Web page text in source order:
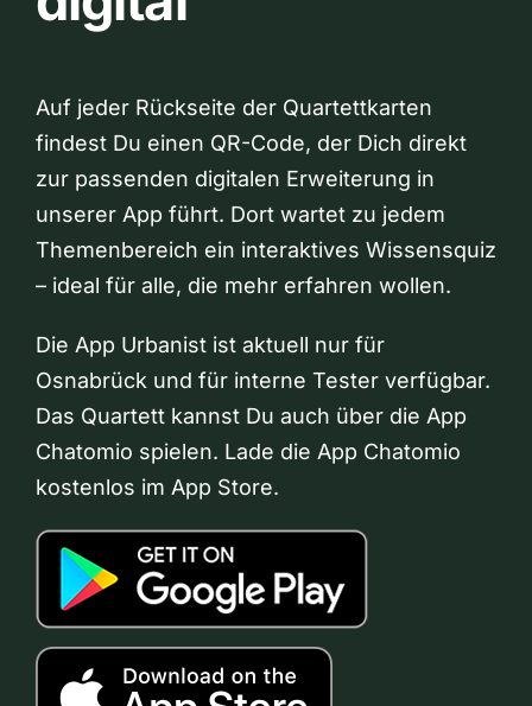
Auf jeder Rückseite der Quartettkarten
findest Du einen QR-Code, der Dich direkt
zur passenden digitalen Erweiterung in
unserer App führt. Dort wartet zu jedem
Themenbereich ein interaktives Wissensquiz
– ideal für alle, die mehr erfahren wollen.
Die App Urbanist ist aktuell nur für
Osnabrück und für interne Tester verfügbar.
Das Quartett kannst Du auch über die App
Chatomio spielen. Lade die App Chatomio
kostenlos im App Store.